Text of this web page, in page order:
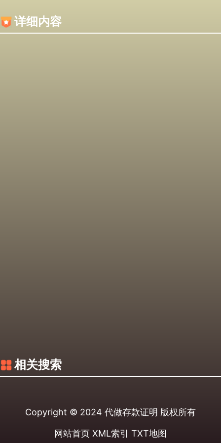
详细内容
相关搜索
Copyright © 2024 代做存款证明 版权所有
网站首页 XML索引 TXT地图